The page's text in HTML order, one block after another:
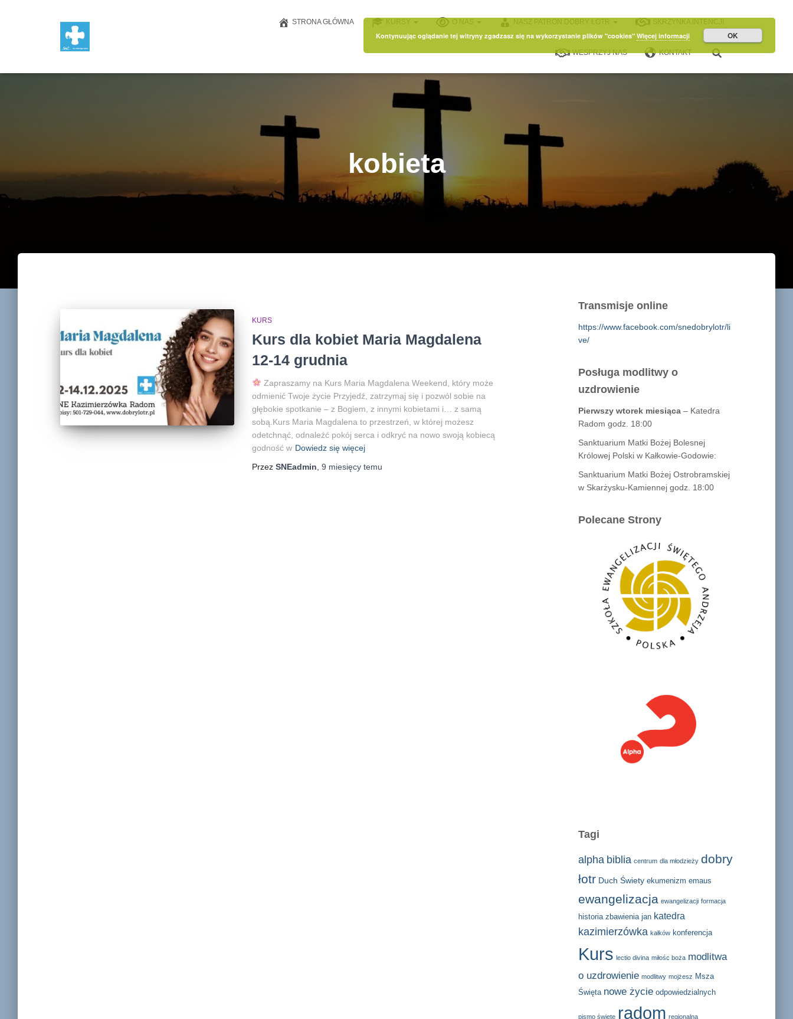
STRONA GŁÓWNA KURSY O NAS NASZ PATRON DOBRY ŁOTR SKRZYNKA INTENCJI
WESPRZYJ NAS KONTAKT
kobieta
KURS
Kurs dla kobiet Maria Magdalena
12-14 grudnia
Zapraszamy na Kurs Maria Magdalena Weekend, który może
odmienić Twoje życie Przyjedź, zatrzymaj się i pozwól sobie na
głębokie spotkanie – z Bogiem, z innymi kobietami i… z samą
sobą.Kurs Maria Magdalena to przestrzeń, w której możesz
odetchnąć, odnaleźć pokój serca i odkryć na nowo swoją kobiecą
godność w Dowiedz się więcej
Przez SNEadmin 9 miesięcy temu
Transmisje online
https://www.facebook.com/snedobrylotr/li
ve/
Posługa modlitwy o
uzdrowienie
Pierwszy wtorek miesiąca– Katedra
Radom godz. 18:00
Sanktuarium Matki Bożej Bolesnej
Królowej Polski w Kałkowie-Godowie:
Sanktuarium Matki Bożej Ostrobramskiej
w Skarżysku-Kamiennej godz. 18:00
Polecane Strony
Tagi
alpha biblia centrum dla młodzieży dobry
łotr Duch Świety ekumenizm emaus
ewangelizacja ewangelizacji formacja
historia zbawienia jan katedra
kazimierzówka kałków konferencja
Kurs lectio divina miłośc boża modlitwa
o uzdrowienie modlitwy mojżesz Msza
Święta nowe życie odpowiedzialnych
pismo święte radom regionalna
Kontynuując oglądanie tej witryny zgadzasz się na wykorzystanie plików "cookies" Więcej informacji OK